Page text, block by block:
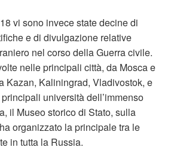
vi sono invece state decine di
e di divulgazione relative
nel corso della Guerra civile.
nelle principali città, da Mosca e
Kazan, Kaliningrad, Vladivostok, e
università dell’immenso
il Museo storico di Stato, sulla
organizzato la principale tra le
in tutta la Russia.